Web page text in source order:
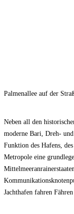
Palmenallee auf der
Neben all den
moderne Bari, Dreh-
Funktion des Hafens,
Metropole eine
Jachthafen fahren